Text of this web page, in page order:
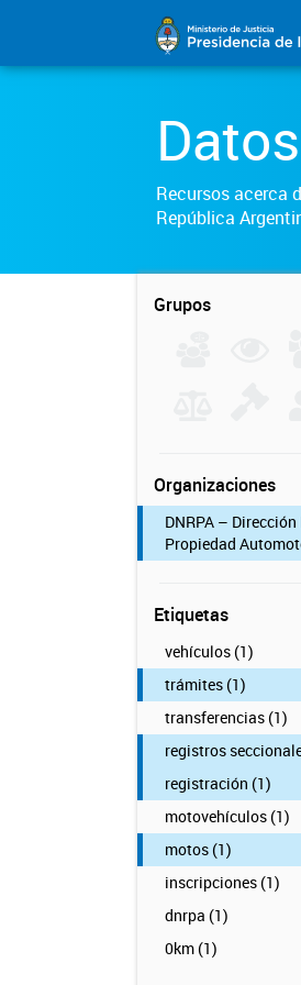
Datos
Recursos acerca
República
Grupos
Organizaciones
DNRPA –
Propiedad
Etiquetas
vehículos (1)
trámites (1)
transferencias (1)
registros
registración (1)
motovehículos (1)
motos (1)
inscripciones (1)
dnrpa (1)
0km (1)